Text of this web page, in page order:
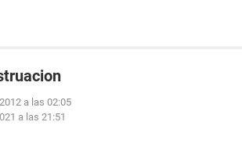
a las 02:05
a las 21:51